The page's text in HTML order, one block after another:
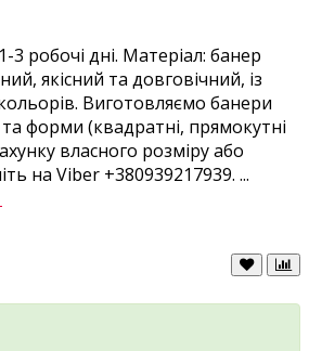
3 робочі дні. Матеріал: банер
якісний та довговічний, із
Виготовляємо банери
форми (квадратні, прямокутні
власного розміру або
на Viber +380939217939. ...